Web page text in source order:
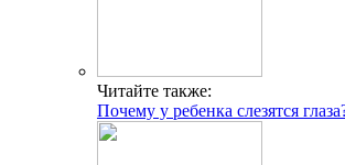
Читайте также:
Почему у ребенка слезятся